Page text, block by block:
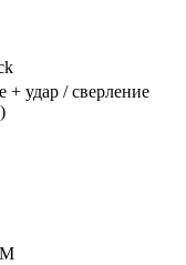
+ удар / сверление